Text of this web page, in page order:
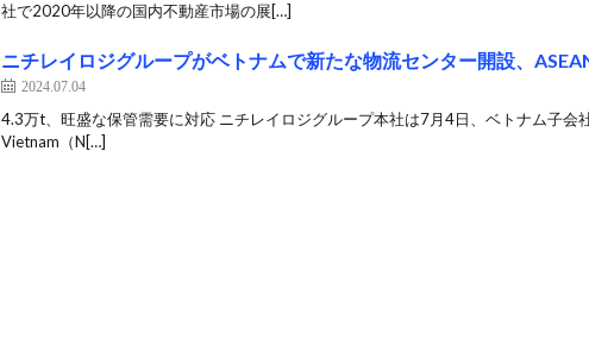
社で2020年以降の国内不動産市場の展[…]
ニチレイロジグループがベトナムで新たな物流センター開設、
2024.07.04
4.3万t、旺盛な保管需要に対応 ニチレイロジグループ本社は7月4日、ベトナム子会
Vietnam（N[…]